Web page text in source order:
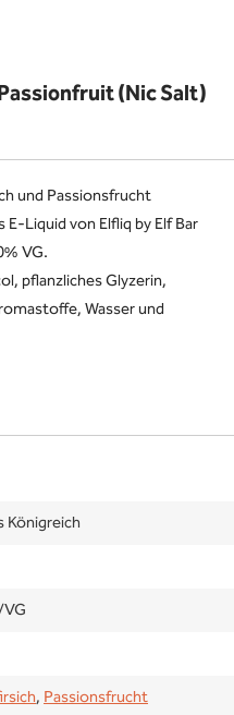
(Nic Salt)
und Passionsfrucht
E-Liquid von Elfliq by Elf Bar
VG.
pflanzliches Glyzerin,
Wasser und
Königreich
,Passionsfrucht